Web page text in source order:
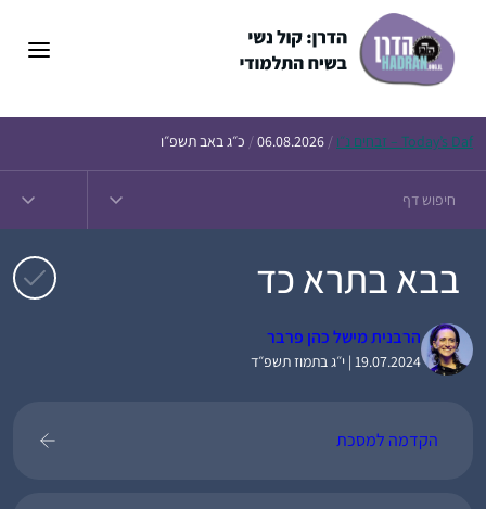
Today’s Daf – זבחים נ״ו /
06.08.2026
/ כ״ג באב תשפ״ו
בבא בתרא כד
הרבנית מישל כהן פרבר
19.07.2024 | י״ג בתמוז תשפ״ד
הקדמה למסכת